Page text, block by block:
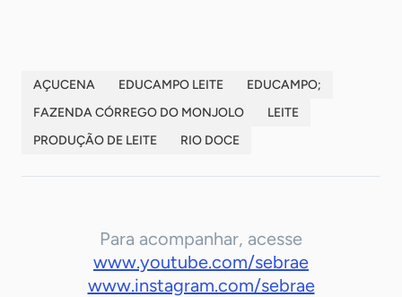
AÇUCENA EDUCAMPO LEITE
EDUCAMPO;
FAZENDA CÓRREGO DO MONJOLO
LEITE
PRODUÇÃO DE LEITE
RIO DOCE
Para acompanhar, acesse
www.youtube.com/sebrae
www.instagram.com/sebrae